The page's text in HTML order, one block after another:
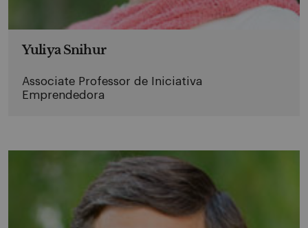
Yuliya Snihur
Associate Professor de Iniciativa
Emprendedora